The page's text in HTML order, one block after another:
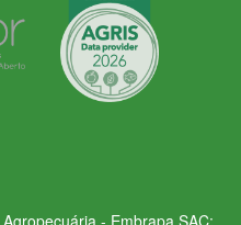
- Embrapa SAC: